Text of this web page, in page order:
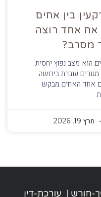
בין אחים
אחד רוצה
מסרב?
הוא מצב נפוץ יחסית
עוברת בירושה
אחד האחים מבקש
מרץ 19, 2026